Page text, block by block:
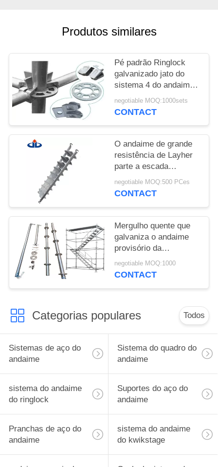
SITE
PRIVACY
POLICY
Produtos similares
Pé padrão Ringlock
galvanizado jato do
sistema 4 do andaime
de ASNZS Ringlock
negotiable MOQ:1000sets
CONTACT
O andaime de grande
resistência de Layher
parte a escada
telescópica do andaime
de Silverstep
negotiable MOQ:500 PCes
CONTACT
Mergulho quente que
galvaniza o andaime
provisório da
construção de sistema
do andaime de
negotiable MOQ:1000
CONTACT
Categorias populares Todos
Sistemas de aço do
andaime
Sistema do quadro do
andaime
sistema do andaime
do ringlock
Suportes do aço do
andaime
Pranchas de aço do
andaime
sistema do andaime
do kwikstage